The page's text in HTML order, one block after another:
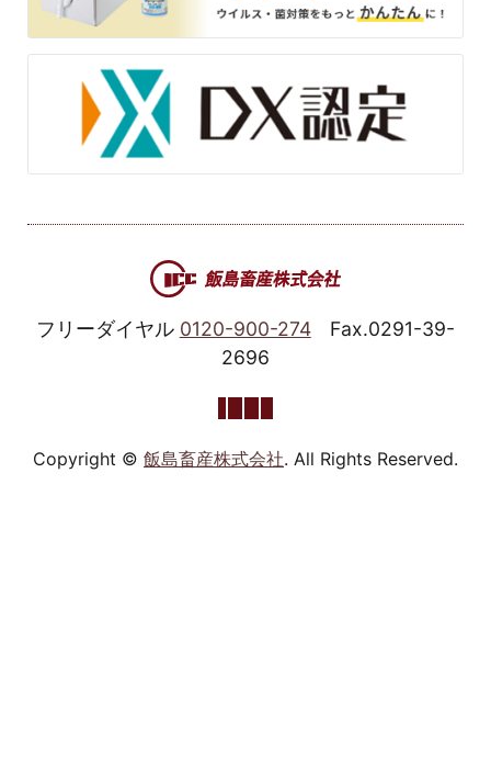
フリーダイヤル 0120-900-274
Fax.0291-39-
2696
Copyright © 飯島畜産株式会社. All Rights Reserved.